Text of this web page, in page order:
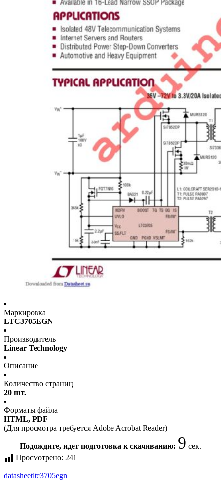
Маркировка
LTC3705EGN
Производитель
Linear Technology
Описание
Количество страниц
20 шт.
Форматы файла
HTML, PDF
(Для просмотра требуется Adobe Acrobat Reader)
Подождите, идет подготовка к скачиванию: 9 сек.
Просмотрено: 241
datasheetltc3705egn